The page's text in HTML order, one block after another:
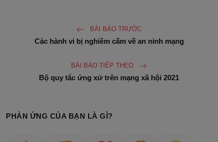
BÀI BÁO TRƯỚC
Các hành vi bị nghiêm cấm về an ninh mạng
BÀI BÁO TIÊP THEO
Bộ quy tắc ứng xử trên mạng xã hội 2021
PHẢN ỨNG CỦA BẠN LÀ GÌ?